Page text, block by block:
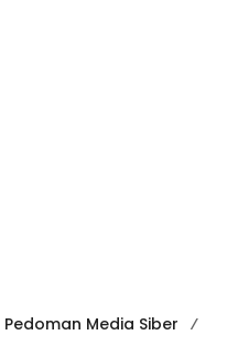
Pedoman Media Siber